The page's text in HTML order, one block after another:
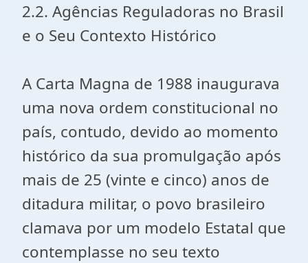
2.2. Agências Reguladoras no Brasil
e o Seu Contexto Histórico
A Carta Magna de 1988 inaugurava
uma nova ordem constitucional no
país, contudo, devido ao momento
histórico da sua promulgação após
mais de 25 (vinte e cinco) anos de
ditadura militar, o povo brasileiro
clamava por um modelo Estatal que
contemplasse no seu texto